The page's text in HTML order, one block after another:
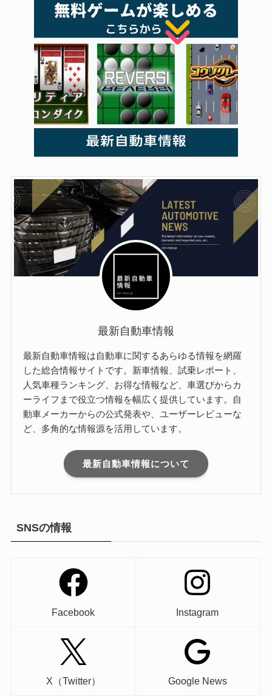
最新自動車情報
最新自動車情報は自動車に関するあらゆる情報を網羅
した総合情報サイトです。新車情報、試乗レポート、
人気車種ランキング、お得な情報など、車選びからカ
ーライフまで役立つ情報を幅広く提供しています。自
動車メーカーからの公式発表や、ユーザーレビューな
ど、多角的な情報源を活用しています。
最新自動車情報について
SNSの情報
Facebook Instagram
X（Twitter） Google News